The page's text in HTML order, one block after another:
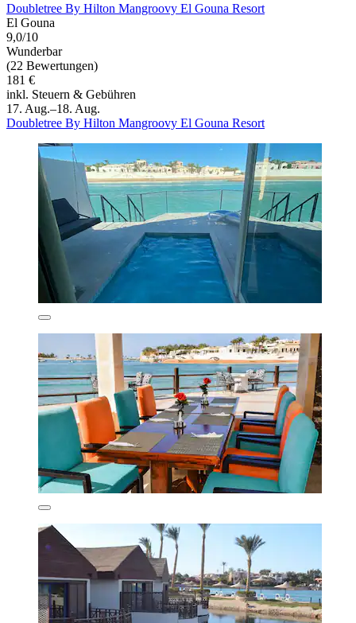
Doubletree By Hilton Mangroovy El Gouna Resort
El Gouna
9,0/10
Wunderbar
(22 Bewertungen)
181 €
inkl. Steuern & Gebühren
17. Aug.–18. Aug.
Doubletree By Hilton Mangroovy El Gouna Resort